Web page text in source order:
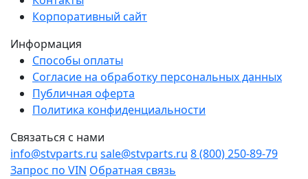
Корпоративный сайт
Информация
Способы оплаты
Согласие на обработку персональных данных
Публичная оферта
Политика конфиденциальности
Связаться с нами
info@stvparts.ru sale@stvparts.ru 8 (800) 250-89-79
Запрос по VIN Обратная связь